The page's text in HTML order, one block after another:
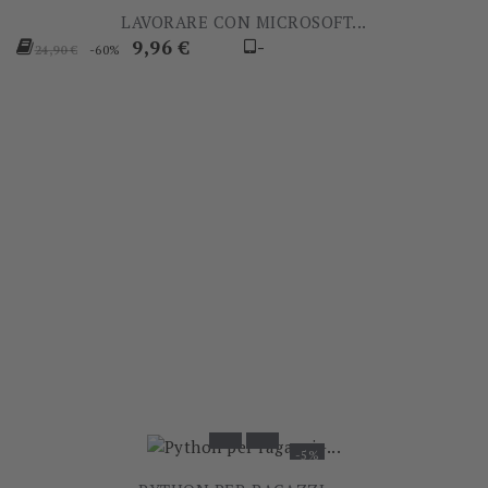
LAVORARE CON MICROSOFT...
Prezzo
24,90 € -60% Prezzo
9,96 € -
-5%